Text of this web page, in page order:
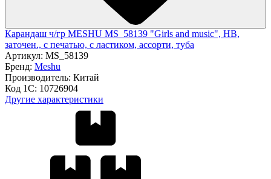
Карандаш ч/гр MESHU MS_58139 "Girls and music", HB,
заточен., с печатью, с ластиком, ассорти, туба
Артикул: MS_58139
Бренд: Meshu
Производитель: Китай
Код 1С: 10726904
Другие характеристики